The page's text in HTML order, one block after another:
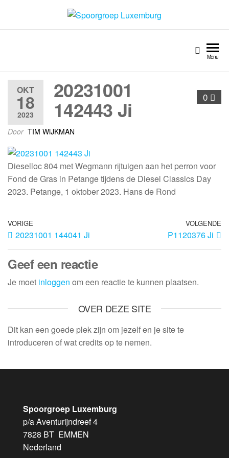
Spoorgroep Luxemburg
Menu
OKT
18
2023
0
20231001
142443 Ji
Door TIM WIJKMAN
Dieselloc 804 met Wegmann rijtuigen aan het perron voor
Fond de Gras in Petange tijdens de Diesel Classics Day
2023. Petange, 1 oktober 2023. Hans de Rond
VORIGE
20231001 144041 Ji
VOLGENDE
P1120376 Ji
Geef een reactie
Je moet inloggen om een reactie te kunnen plaatsen.
OVER DEZE SITE
Dit kan een goede plek zijn om jezelf en je site te
introduceren of wat credits op te nemen.
Spoorgroep Luxemburg
p/a Aventurijndreef 4
7828 BT EMMEN
Nederland